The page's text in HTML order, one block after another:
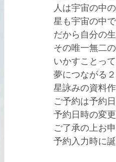
人は宇宙の中
星も宇宙の中
だから自分の
その唯一無二
いかすことっ
夢につながる
星詠みの資料
ご予約は予約
予約日時の変
ご了承の上お
予約入力時に